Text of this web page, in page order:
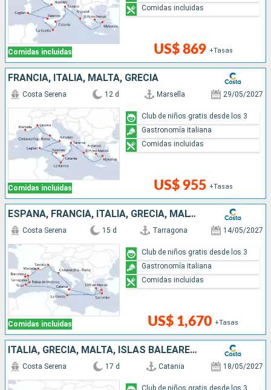
Comidas incluidas US$ 869 +Tasas
Comidas incluidas
FRANCIA, ITALIA, MALTA, GRECIA
Comidas incluidas
Costa Serena 12 d Marsella 29/05/2027
US$ 955 +Tasas
Club de niños gratis desde los 3
Gastronomía italiana
Comidas incluidas
ESPAÑA, FRANCIA, ITALIA, GRECIA, MALTA, ISLAS BALEARES
Comidas incluidas
Costa Serena 15 d Tarragona 14/05/2027
US$ 1,670 +Tasas
Club de niños gratis desde los 3
Gastronomía italiana
Comidas incluidas
ITALIA, GRECIA, MALTA, ISLAS BALEARES, ESPAÑA, FRANCIA
Costa Serena 17 d Catania 18/05/2027
Club de niños gratis desde los 3